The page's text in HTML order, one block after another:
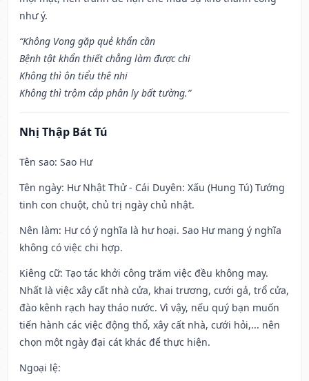
như ý.
“Không Vong gặp quẻ khẩn cần
Bệnh tật khẩn thiết chẳng làm được chi
Không thì ôn tiểu thê nhi
Không thì trộm cắp phân ly bất tường.”
Nhị Thập Bát Tú
Tên sao: Sao Hư
Tên ngày: Hư Nhật Thử - Cái Duyên: Xấu (Hung Tú) Tướng
tinh con chuột, chủ trị ngày chủ nhật.
Nên làm: Hư có ý nghĩa là hư hoại. Sao Hư mang ý nghĩa
không có việc chi hợp.
Kiêng cữ: Tạo tác khởi công trăm việc đều không may.
Nhất là việc xây cất nhà cửa, khai trương, cưới gả, trổ cửa,
đào kênh rạch hay tháo nước. Vì vậy, nếu quý bạn muốn
tiến hành các việc động thổ, xây cất nhà, cưới hỏi,... nên
chọn một ngày đại cát khác để thực hiện.
Ngoại lệ: